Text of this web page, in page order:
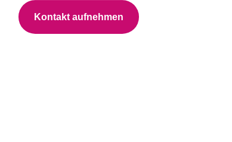
Kontakt aufnehmen